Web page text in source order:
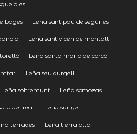
bages Leña sant pau de segúries
Leña sant vicen de montalt
Leña santa maria de corcó
Leña seu durgell
Leña sobremunt Leña somozas
del real Leña sunyer
terrades Leña tierra alta